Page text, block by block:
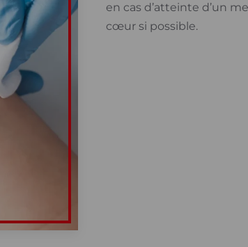
en cas d’atteinte d’un
cœur si possible.